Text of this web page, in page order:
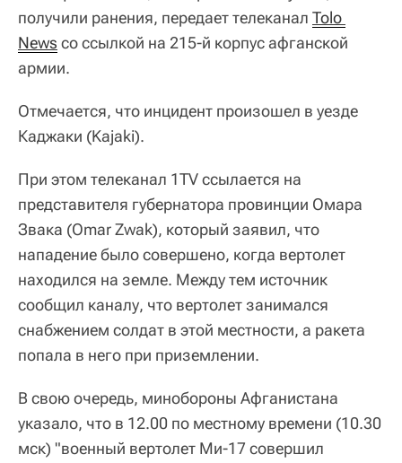
получили ранения, передает телеканал Tolo
News со ссылкой на 215-й корпус афганской
армии.
Отмечается, что инцидент произошел в уезде
Каджаки (Kajaki).
При этом телеканал 1TV ссылается на
представителя губернатора провинции Омара
Звака (Omar Zwak), который заявил, что
нападение было совершено, когда вертолет
находился на земле. Между тем источник
сообщил каналу, что вертолет занимался
снабжением солдат в этой местности, а ракета
попала в него при приземлении.
В свою очередь, минобороны Афганистана
указало, что в 12.00 по местному времени (10.30
мск) "военный вертолет Ми-17 совершил